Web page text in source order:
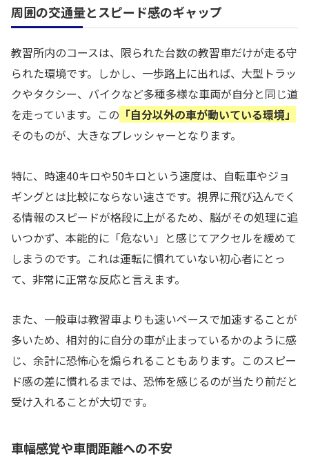
周囲の交通量とスピード感のギャップ
教習所内のコースは、限られた台数の教習車だけが走る守
られた環境です。しかし、一歩路上に出れば、大型トラッ
クやタクシー、バイクなど多種多様な車両が自分と同じ道
を走っています。この 「自分以外の車が動いている環境」
そのものが、大きなプレッシャーとなります。
特に、時速40キロや50キロという速度は、自転車やジョ
ギングとは比較にならない速さです。視界に飛び込んでく
る情報のスピードが格段に上がるため、脳がその処理に追
いつかず、本能的に「危ない」と感じてアクセルを緩めて
しまうのです。これは運転に慣れていない初心者にとっ
て、非常に正常な反応と言えます。
また、一般車は教習車よりも速いペースで加速することが
多いため、相対的に自分の車が止まっているかのように感
じ、余計に恐怖心を煽られることもあります。このスピー
ド感の差に慣れるまでは、恐怖を感じるのが当たり前だと
受け入れることが大切です。
車幅感覚や車間距離への不安